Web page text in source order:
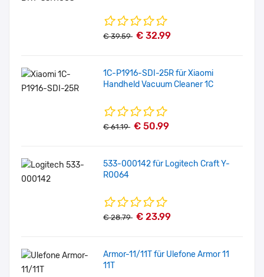
€ 39.59 € 32.99
1C-P1916-SDI-25R für Xiaomi
Handheld Vacuum Cleaner 1C
€ 61.19 € 50.99
533-000142 für Logitech Craft Y-
R0064
€ 28.79 € 23.99
Armor-11/11T für Ulefone Armor 11
11T